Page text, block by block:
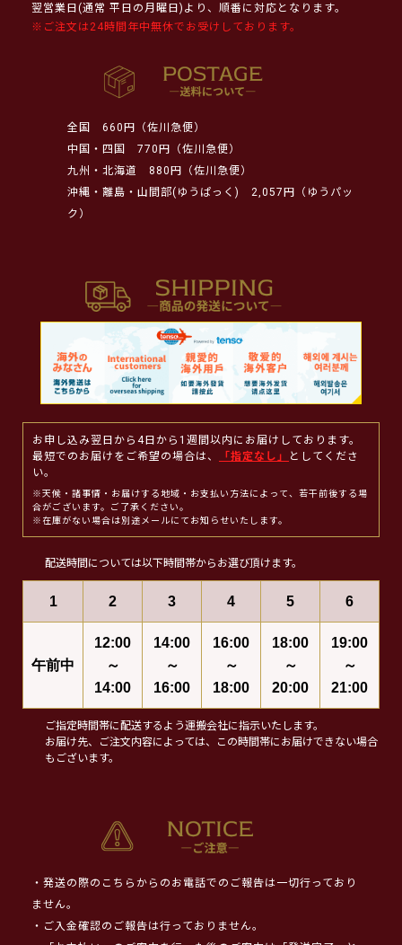
翌営業日(通常 平日の月曜日)より、順番に対応となります。
※ご注文は24時間年中無休でお受けしております。
全国
660円（佐川急便）
中国・四国
770円（佐川急便）
九州・北海道
880円（佐川急便）
沖縄・離島・山間部(ゆうぱっく)
2,057円（ゆうパッ
ク）
お申し込み翌日から4日から1週間以内にお届けしております。
最短でのお届けをご希望の場合は、
「指定なし」
としてくださ
い。
※天候・諸事情・お届けする地域・お支払い方法によって、若干前後する場
合がございます。ご了承ください。
※在庫がない場合は別途メールにてお知らせいたします。
配送時間については以下時間帯からお選び頂けます。
1 2 3 4 5 6
午前中
12:00
～
14:00
14:00
～
16:00
16:00
～
18:00
18:00
～
20:00
19:00
～
21:00
ご指定時間帯に配送するよう運搬会社に指示いたします。
お届け先、ご注文内容によっては、この時間帯にお届けできない場合
もございます。
・発送の際のこちらからのお電話でのご報告は一切行っており
ません。
・ご入金確認のご報告は行っておりません。